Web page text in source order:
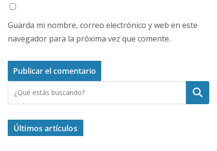
Guarda mi nombre, correo electrónico y web en este
navegador para la próxima vez que comente.
Buscar
Últimos artículos